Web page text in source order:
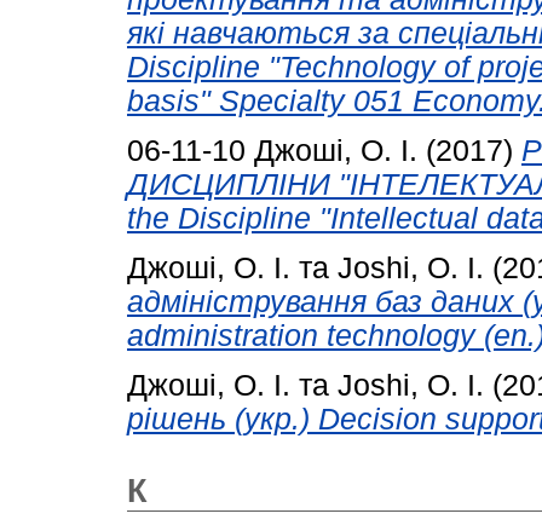
які навчаються за
Discipline "Technology of
basis" Specialty 051
06-11-10 Джоші, О. І. (2017)
ДИСЦИПЛІНИ
the Discipline "Intellectual
Джоші, О. І. та Joshi, O. I.
адміністрування баз даних
administration technology
Джоші, О. І. та Joshi, O. I.
рішень (укр.) Decision
К